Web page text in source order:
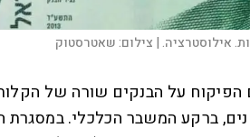
אילוסטרציה. | צילום:שאטרסטוק
על הבנקים שורה של
ברקע המשבר הכלכלי. במסגרת